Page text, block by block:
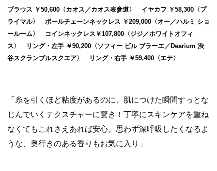
ブラウス ￥50,600〈カオス／カオス表参道〉 イヤカフ ￥58,300〈プ
ライマル〉 ボールチェーンネックレス ￥209,000〈オー／ハルミ ショ
ールーム〉 コインネックレス￥107,800〈ジジ／ホワイトオフィ
ス〉 リング・左手 ￥90,200〈ソフィー ビル ブラーエ／Dearium 渋
谷スクランブルスクエア〉 リング・右手 ￥59,400〈エテ〉
「糸を引くほど粘度があるのに、肌につけた瞬間すっとな
じんでいくテクスチャーに驚き！丁寧にスキンケアを重ね
なくてもこれさえあれば安心。思わず深呼吸したくなるよ
うな、奥行きのある香りもお気に入り」